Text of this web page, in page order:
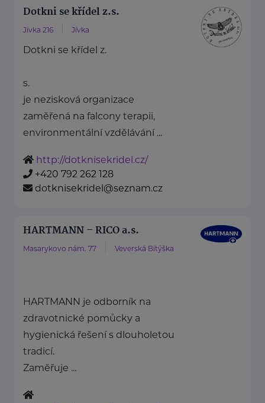
Dotkni se křídel z.s.
Jívka 216 Jívka
Dotkni se křídel z.
s.
je nezisková organizace
zaměřená na falcony terapii,
environmentální vzdělávání ...
http://dotknisekridel.cz/
+420 792 262 128
dotknisekridel@seznam.cz
HARTMANN – RICO a.s.
Masarykovo nám. 77 Veverská Bítýška
HARTMANN je odborník na
zdravotnické pomůcky a
hygienická řešení s dlouholetou
tradicí.
Zaměřuje ...